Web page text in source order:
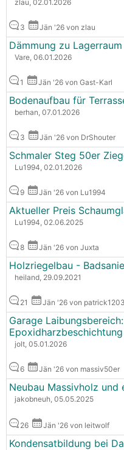
zlau, 02.01.2026
3 Jän '26 von zlau
Dämmung zu Lagerraum
Vare, 06.01.2026
1 Jän '26 von Gast-Karl
Bodenaufbau für
berhan, 07.01.2026
3 Jän '26 von DrShouter
Schmaler Steg 50er
Lu1994, 02.01.2026
9 Jän '26 von Lu1994
Aktueller Preis
Lu1994, 02.06.2025
8 Jän '26 von Juxta
Holzriegelbau -
heiland, 29.09.2021
21 Jän '26 von patrick1203
Garage
jolt, 05.01.2026
6 Jän '26 von massiv50er
Neubau Massivholz und
jakobneuh, 05.05.2025
26 Jän '26 von leitwolf
Kondensatbildung bei